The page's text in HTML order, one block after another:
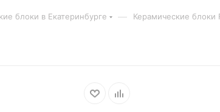
блоки в Екатеринбурге —
Керамические блоки